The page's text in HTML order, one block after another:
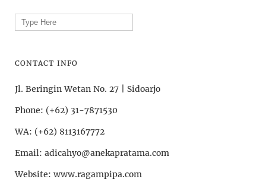
Search
for:
CONTACT INFO
Jl. Beringin Wetan No. 27 | Sidoarjo
Phone: (+62) 31-7871530
WA: (+62) 8113167772
Email: adicahyo@anekapratama.com
Website: www.ragampipa.com